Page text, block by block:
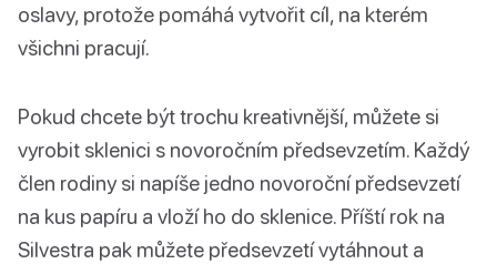
oslavy, protože pomáhá vytvořit cíl, na kterém
všichni pracují.
Pokud chcete být trochu kreativnější, můžete si
vyrobit sklenici s novoročním předsevzetím. Každý
člen rodiny si napíše jedno novoroční předsevzetí
na kus papíru a vloží ho do sklenice. Příští rok na
Silvestra pak můžete předsevzetí vytáhnout a